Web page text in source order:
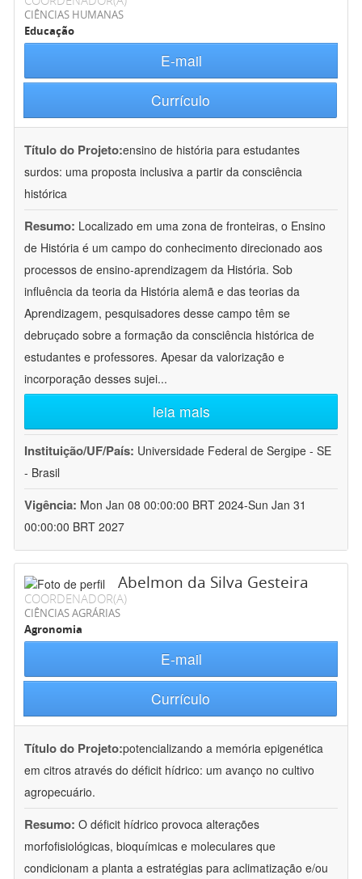
CIÊNCIAS HUMANAS
Educação
E-mail
Currículo
Título do Projeto:ensino de história para estudantes
surdos: uma proposta inclusiva a partir da consciência
histórica
Resumo: Localizado em uma zona de fronteiras, o Ensino
de História é um campo do conhecimento direcionado aos
processos de ensino-aprendizagem da História. Sob
influência da teoria da História alemã e das teorias da
Aprendizagem, pesquisadores desse campo têm se
debruçado sobre a formação da consciência histórica de
estudantes e professores. Apesar da valorização e
incorporação desses sujei...
leia mais
Instituição/UF/País: Universidade Federal de Sergipe - SE
- Brasil
Vigência: Mon Jan 08 00:00:00 BRT 2024-Sun Jan 31
00:00:00 BRT 2027
Abelmon da Silva Gesteira
COORDENADOR(A)
CIÊNCIAS AGRÁRIAS
Agronomia
E-mail
Currículo
Título do Projeto:potencializando a memória epigenética
em citros através do déficit hídrico: um avanço no cultivo
agropecuário.
Resumo: O déficit hídrico provoca alterações
morfofisiológicas, bioquímicas e moleculares que
condicionam a planta a estratégias para aclimatização e/ou